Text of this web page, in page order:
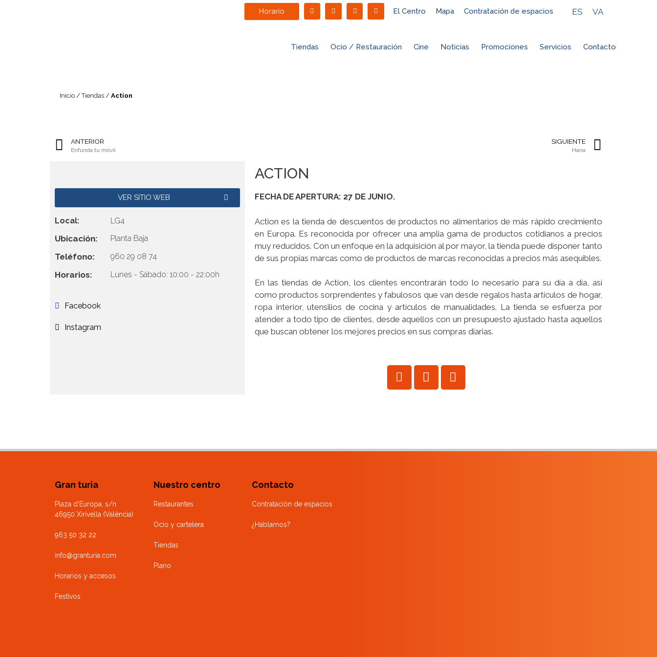
Horario El Centro Mapa Contratación de espacios ES VA
Tiendas Ocio / Restauración Cine Noticias Promociones Servicios Contacto
Inicio /Tiendas / Action
ANTERIOR
Enfunda tu móvil
SIGUIENTE
Hana
VER SITIO WEB
Local: LG4
Ubicación: Planta Baja
Teléfono: 960 29 08 74
Horarios: Lunes - Sábado: 10:00 - 22:00h
Facebook
Instagram
ACTION
FECHADE APERTURA: 27 DE JUNIO.
Action es la tienda de descuentos de productos no alimentarios de más rápido crecimiento
en Europa. Es reconocida por ofrecer una amplia gama de productos cotidianos a precios
muy reducidos. Con un enfoque en la adquisición al por mayor, la tienda puede disponer tanto
de sus propias marcas como de productos de marcas reconocidas a precios más asequibles.
En las tiendas de Action, los clientes encontrarán todo lo necesario para su día a día, así
como productos sorprendentes y fabulosos que van desde regalos hasta artículos de hogar,
ropa interior, utensilios de cocina y artículos de manualidades. La tienda se esfuerza por
atender a todo tipo de clientes, desde aquellos con un presupuesto ajustado hasta aquellos
que buscan obtener los mejores precios en sus compras diarias.
Gran turia
Plaza d’Europa, s/n
46950 Xirivella (València)
963 50 32 22
info@granturia.com
Horarios y accesos
Festivos
Nuestro centro
Restaurantes
Ocio y cartelera
Tiendas
Plano
Contacto
Contratación de espacios
¿Hablamos?